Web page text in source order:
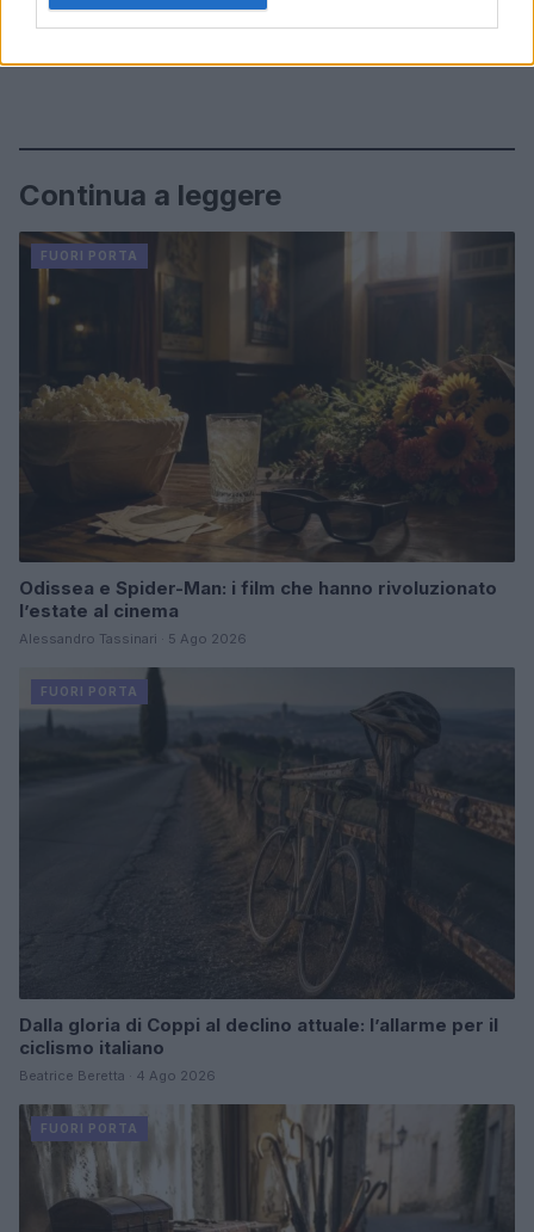
Continua a leggere
FUORI PORTA
Odissea e Spider-Man: i film che hanno rivoluzionato
l’estate al cinema
Alessandro Tassinari · 5 Ago 2026
FUORI PORTA
Dalla gloria di Coppi al declino attuale: l’allarme per il
ciclismo italiano
Beatrice Beretta · 4 Ago 2026
FUORI PORTA